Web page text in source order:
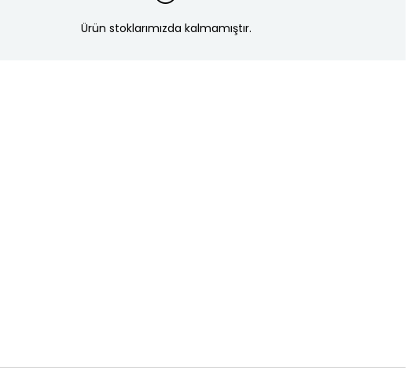
Ürün stoklarımızda kalmamıştır.